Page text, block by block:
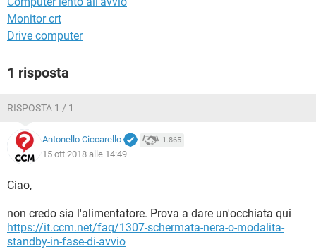
Monitor crt
Drive computer
1 risposta
RISPOSTA 1 / 1
Antonello Ciccarello 1.865
15 ott 2018 alle 14:49
Ciao,
non credo sia l'alimentatore. Prova a dare un'occhiata qui
https://it.ccm.net/faq/1307-schermata-nera-o-modalita-
standby-in-fase-di-avvio